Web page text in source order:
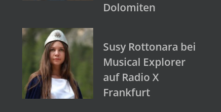
Dolomiten
Susy Rottonara bei
Musical Explorer
auf Radio X
Frankfurt